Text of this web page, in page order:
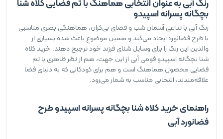
بچگانه پسرانه اسپیدو
رنگ آبی با تداعی آسمان شب و فضای بی‌کران، هماهنگی بصری مناسبی
با طرح فضانورد ایجاد می‌کند و همین موضوع باعث شده بسیاری از
والدین این رنگ را برای وسایل شنای فرزند خود ترجیح دهند. خرید کلاه
شنا بچگانه اسپیدو فومی آبی از این جهت، هم از نظر ظاهری با تم
فضایی محصول هماهنگ است و هم برای کودکانی که به دنیای فضا
علاقه‌مندند، انتخابی مناسب به شمار می‌رود.
راهنمای خرید کلاه شنا بچگانه پسرانه اسپیدو طرح
فضانورد آبی